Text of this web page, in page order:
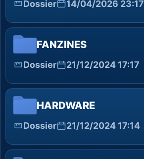
Dossier 14/04/2026 23:17
FANZINES
Dossier 21/12/2024 17:17
HARDWARE
Dossier 21/12/2024 17:14